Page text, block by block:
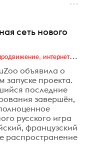
сеть нового
Digital (web-дизайн, интернет-реклама и продвижение, интернет-сообщества и блоги, интернет-коммуникации, мобильный маркетинг, реклама на цифровых экранах)
объявила о
проекта.
последние
завершён,
русского игра
французский
распространение